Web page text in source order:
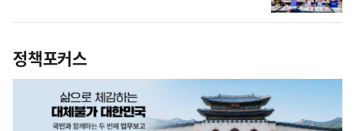
정책포커스